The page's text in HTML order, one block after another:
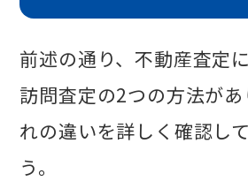
前述の通り、不動産査定
訪問査定の2つの方法が
れの違いを詳しく確認し
う。